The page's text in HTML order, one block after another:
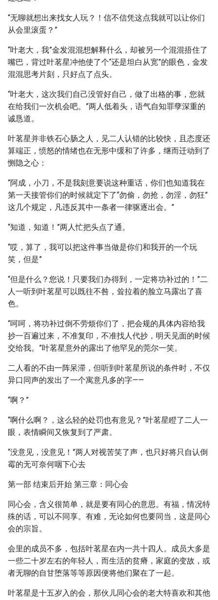
“无聊就想出来找女人玩？！信不信凭这点我就可以让你们
从会里滚蛋？”
“叶老大，我”金发混混想解释什么，却被另一个混混捂住了
嘴巴，背过叶茗星冲他使了个“还是坦白从宽”的眼色，金发
混混思考片刻，只好点了点头。
“叶老大，这次我们自己没管好自己，做了出格的事，您就
在给我们一次机会吧。”两人低着头，语气自知罪孽深重的
诚恳道。
叶茗星并非铁石心肠之人，见二人认错的比较快，且态度还
算端正，愤怒的情绪也在无形中缓和了许多，继而迁动到了
恻隐之心：
“阿成，小刀，不是我刻意要说这种重话，你们也知道我在
第一天接管你们的时候就定下了“勿偷，勿抢，勿淫，勿狂”
这几个规定，凡违反其中一条者一律驱逐出会。”
“知道，知道！”两人忙把头点了通。
“哎，算了，我可以把这件事当做是你们和我开的一个玩
笑，但是”
“但是什么？您说！只要我们办得到，一定将功补过的！”二
人一听到叶茗星可以既往不咎，耸拉着的脸立马露出了喜
色。
“呵呵，将功补过倒不劳烦你们了，把会规的具体内容给我
抄一百遍过来，不准复印，不准找人代抄，明天见面的时候
交给我。”叶茗星意外的露出了他罕见的莞尔一笑。
二人看的不由一阵呆滞，但听到叶茗星所说的条件时，不仅
异口同声的发出了一个寓意凡多的字——
“啊？”
“啊什么啊？，这么轻的处罚也有意见？”叶茗星瞪了二人一
眼，表情瞬间又恢复到了严肃。
“没意见，没意见！”两人对视苦笑了声，也只好将只自认倒
霉的无可奈何咽下心去
第一部 结束后开始 第三章：同心会
同心会，含义很简单，就是要有同心的意思。有福，情况特
殊的话，可以不同享。有难，无论如何也要同当，这是同心
会的宗旨。
会里的成员不多，包括叶茗星在内一共十四人。成员大多是
一些二十岁左右的年轻人，而生活的贫瘠，家庭的变故，或
者无聊的自甘堕落等等原因便将他们聚在了一起。
叶茗星是十五岁入的会，那伙儿同心会的老大特喜欢和其他